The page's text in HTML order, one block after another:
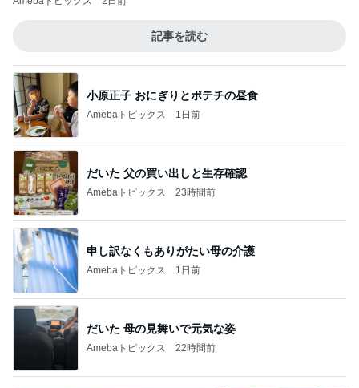
記事を読む
小原正子 おにぎりとポテチの昼食
Amebaトピックス 1日前
だいた 父の買い出しと生存確認
Amebaトピックス 23時間前
申し訳なくもありがたい母の介護
Amebaトピックス 1日前
だいた 母の見舞いで元気な姿
Amebaトピックス 22時間前